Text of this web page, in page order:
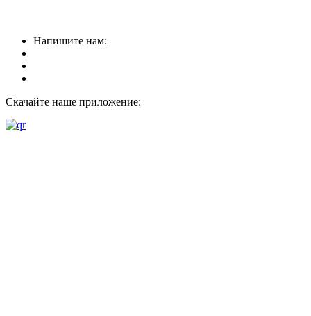
Напишите нам:
Скачайте наше приложение: